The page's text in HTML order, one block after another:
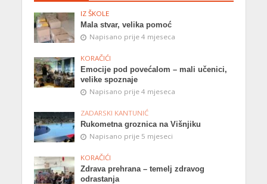
IZ ŠKOLE
Mala stvar, velika pomoć
Napisano prije 4 mjeseca
KORAČIĆI
Emocije pod povećalom – mali učenici,
velike spoznaje
Napisano prije 4 mjeseca
ZADARSKI KANTUNIĆ
Rukometna groznica na Višnjiku
Napisano prije 5 mjeseci
KORAČIĆI
Zdrava prehrana – temelj zdravog
odrastanja